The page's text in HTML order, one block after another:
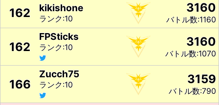
162 kikishone
ランク:10
3160
バトル数:1160
162
FPSticks
ランク:10 3160
バトル数:1070
166
Zucch75
ランク:10 3159
バトル数:790